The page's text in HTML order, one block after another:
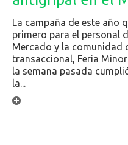
La campaña de este año
primero para el personal
Mercado y la comunidad
transaccional, Feria
la semana pasada
la...